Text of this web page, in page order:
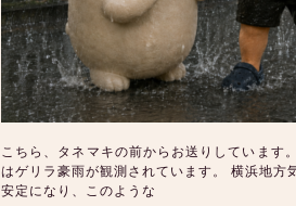
こちら、タネマキの前からお送りしていま
はゲリラ豪雨が観測されています。 横浜地方
安定になり、このような